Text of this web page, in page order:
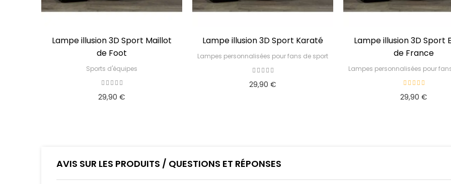
illusion 3D Sport Maillot
Lampe illusion 3D Sport Karaté
Lampes personnalisées pour fans de sport
Lampe illusion 3D Sport Equipe
de France
Lampes personnalisées pour fans de sport
AVIS SUR LES PRODUITS / QUESTIONS ET RÉPONSES